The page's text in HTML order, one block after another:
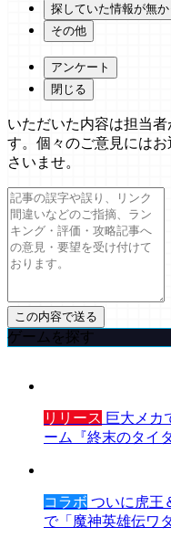
探していた情報が無か
その他
アンケート
閉じる
いただいた内容は担当
す。個々のご意見には
さいませ。
ゲームを探す
リリース 巨大メカ
ーム『終末のタイ
コラボ ついに虎王
で「魔神英雄伝ワ